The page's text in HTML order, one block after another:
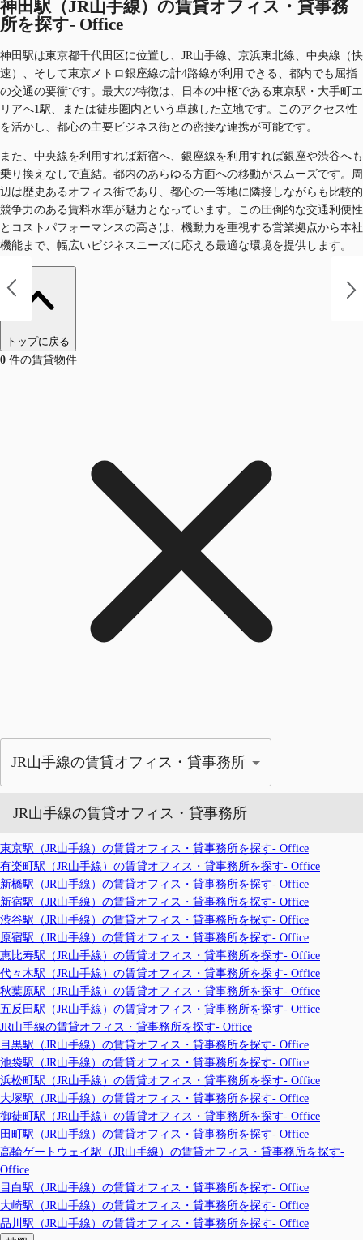
神田駅（JR山手線）の賃貸オフィス・貸事務
所を探す- Office
神田駅は東京都千代田区に位置し、JR山手線、京浜東北線、中央線（快
速）、そして東京メトロ銀座線の計4路線が利用できる、都内でも屈指
の交通の要衝です。最大の特徴は、日本の中枢である東京駅・大手町エ
リアへ1駅、または徒歩圏内という卓越した立地です。このアクセス性
を活かし、都心の主要ビジネス街との密接な連携が可能です。
また、中央線を利用すれば新宿へ、銀座線を利用すれば銀座や渋谷へも
乗り換えなしで直結。都内のあらゆる方面への移動がスムーズです。周
辺は歴史あるオフィス街であり、都心の一等地に隣接しながらも比較的
競争力のある賃料水準が魅力となっています。この圧倒的な交通利便性
とコストパフォーマンスの高さは、機動力を重視する営業拠点から本社
機能まで、幅広いビジネスニーズに応える最適な環境を提供します。
トップに戻る
0 件の賃貸物件
JR山手線の賃貸オフィス・貸事務所
JR山手線の賃貸オフィス・貸事務所
東京駅（JR山手線）の賃貸オフィス・貸事務所を探す- Office
有楽町駅（JR山手線）の賃貸オフィス・貸事務所を探す- Office
新橋駅（JR山手線）の賃貸オフィス・貸事務所を探す- Office
新宿駅（JR山手線）の賃貸オフィス・貸事務所を探す- Office
渋谷駅（JR山手線）の賃貸オフィス・貸事務所を探す- Office
原宿駅（JR山手線）の賃貸オフィス・貸事務所を探す- Office
恵比寿駅（JR山手線）の賃貸オフィス・貸事務所を探す- Office
代々木駅（JR山手線）の賃貸オフィス・貸事務所を探す- Office
秋葉原駅（JR山手線）の賃貸オフィス・貸事務所を探す- Office
五反田駅（JR山手線）の賃貸オフィス・貸事務所を探す- Office
JR山手線の賃貸オフィス・貸事務所を探す- Office
目黒駅（JR山手線）の賃貸オフィス・貸事務所を探す- Office
池袋駅（JR山手線）の賃貸オフィス・貸事務所を探す- Office
浜松町駅（JR山手線）の賃貸オフィス・貸事務所を探す- Office
大塚駅（JR山手線）の賃貸オフィス・貸事務所を探す- Office
御徒町駅（JR山手線）の賃貸オフィス・貸事務所を探す- Office
田町駅（JR山手線）の賃貸オフィス・貸事務所を探す- Office
高輪ゲートウェイ駅（JR山手線）の賃貸オフィス・貸事務所を探す-
Office
目白駅（JR山手線）の賃貸オフィス・貸事務所を探す- Office
大崎駅（JR山手線）の賃貸オフィス・貸事務所を探す- Office
品川駅（JR山手線）の賃貸オフィス・貸事務所を探す- Office